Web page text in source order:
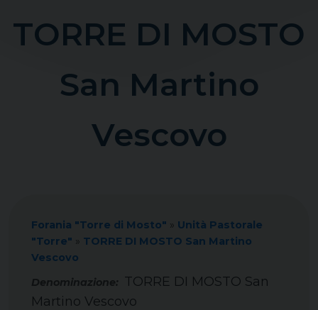
TORRE DI MOSTO
San Martino
Vescovo
Forania "Torre di Mosto" » Unità Pastorale
"Torre" » TORRE DI MOSTO San Martino
Vescovo
TORRE DI MOSTO San
Martino Vescovo